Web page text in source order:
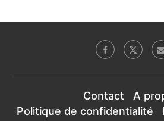
Contact
A
Politique de confidentialité